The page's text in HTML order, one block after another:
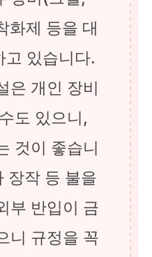
화제 등을 대
고 있습니다.
은 개인 장비
도 있으니,
것이 좋습니
장작 등 불을
부 반입이 금
니 규정을 꼭